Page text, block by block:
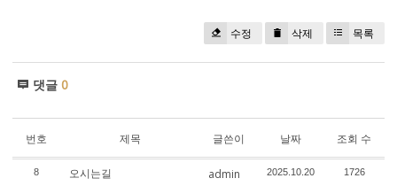
수정 삭제 목록
댓글 0
번호 제목 글쓴이 날짜 조회 수
8 오시는길 admin 2025.10.20 1726